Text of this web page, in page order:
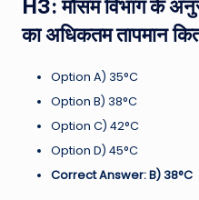
H3: मौसम विभाग के
का अधिकतम तापमान
Option A) 35°C
Option B) 38°C
Option C) 42°C
Option D) 45°C
Correct Answer: B) 38°C